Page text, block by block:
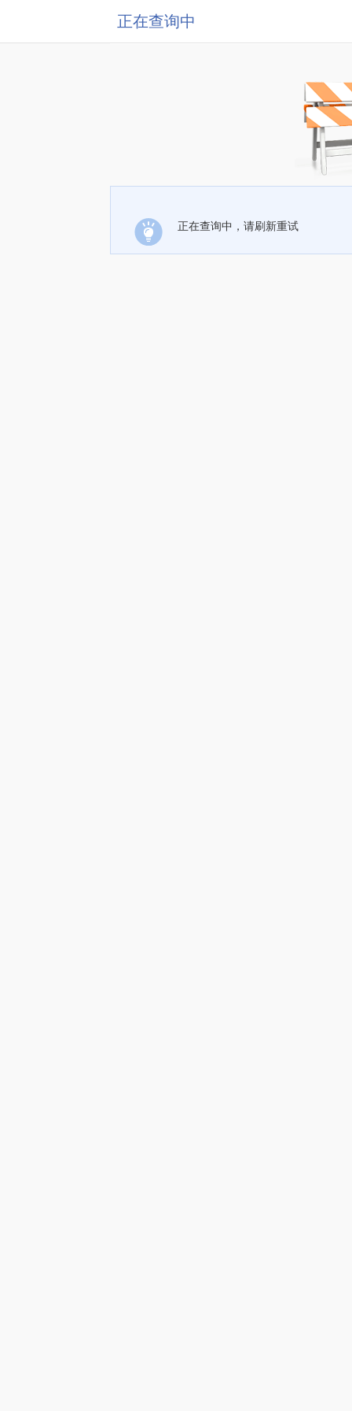
正在查询中
正在查询中，请刷新重试